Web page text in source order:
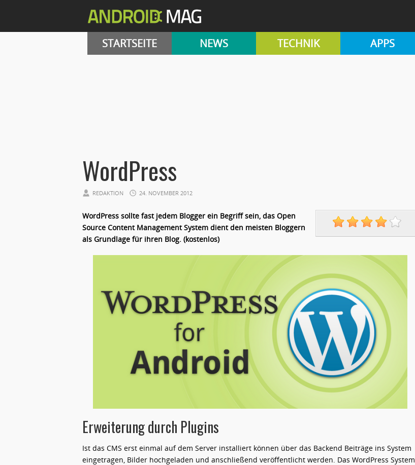
STARTSEITE NEWS TECHNIK APPS
WordPress
REDAKTION 24. NOVEMBER 2012
WordPress sollte fast jedem Blogger ein Begriff sein, das Open
Source Content Management System dient den meisten Bloggern
als Grundlage für ihren Blog. (kostenlos)
Erweiterung durch Plugins
Ist das CMS erst einmal auf dem Server installiert können über das Backend Beiträge ins System
eingetragen, Bilder hochgeladen und anschließend veröffentlicht werden. Das WordPress System